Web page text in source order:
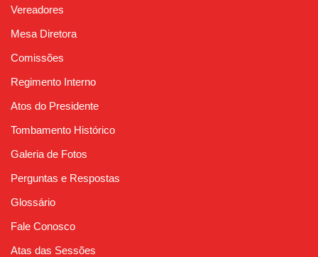
Vereadores
Mesa Diretora
Comissões
Regimento Interno
Atos do Presidente
Tombamento Histórico
Galeria de Fotos
Perguntas e Respostas
Glossário
Fale Conosco
Atas das Sessões